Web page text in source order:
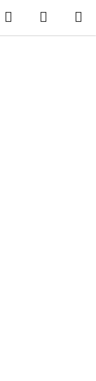
Hledat
KOŠÍK